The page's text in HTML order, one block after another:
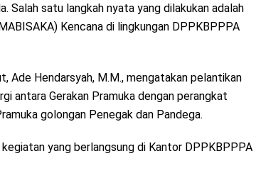
Salah satu langkah nyata yang dilakukan adalah
Kencana di lingkungan DPPKBPPPA
Ade Hendarsyah, M.M., mengatakan pelantikan
antara Gerakan Pramuka dengan perangkat
golongan Penegak dan Pandega.
yang berlangsung di Kantor DPPKBPPPA